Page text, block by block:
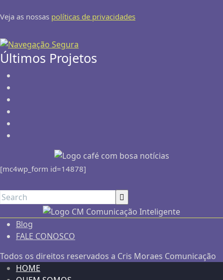
Veja as nossas políticas de privacidades
Últimos Projetos
[mc4wp_form id=14878]
Blog
FALE CONOSCO
Todos os direitos reservados a Cris Moraes Comunicação
HOME